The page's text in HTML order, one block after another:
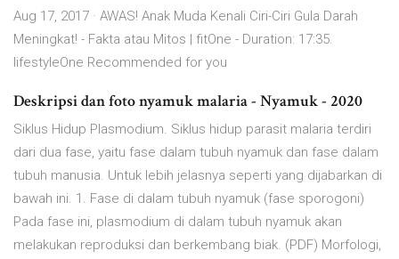
Aug 17, 2017 · AWAS! Anak Muda Kenali Ciri-Ciri Gula Darah
Meningkat! - Fakta atau Mitos | fitOne - Duration: 17:35.
lifestyleOne Recommended for you
Deskripsi dan foto nyamuk malaria - Nyamuk - 2020
Siklus Hidup Plasmodium. Siklus hidup parasit malaria terdiri
dari dua fase, yaitu fase dalam tubuh nyamuk dan fase dalam
tubuh manusia. Untuk lebih jelasnya seperti yang dijabarkan di
bawah ini. 1. Fase di dalam tubuh nyamuk (fase sporogoni)
Pada fase ini, plasmodium di dalam tubuh nyamuk akan
melakukan reproduksi dan berkembang biak. (PDF) Morfologi,